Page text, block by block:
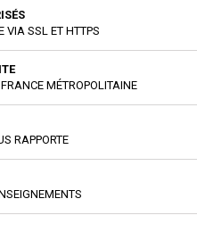
VIA SSL ET HTTPS
MÉTROPOLITAINE
RAPPORTE